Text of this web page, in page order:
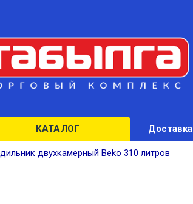
КАТАЛОГ Доставка
двухкамерный Beko 310 литров